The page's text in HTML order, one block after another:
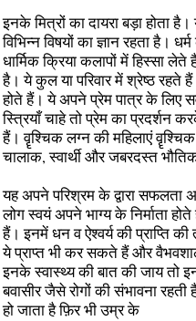
इनके मित्रों का दायरा बड़ा होता
विभिन्न विषयों का ज्ञान रहता है।
धार्मिक क्रिया कलापों में हिस्सा
है। ये कुल या परिवार में श्रेष्ठ रहते
होते हैं। ये अपने प्रेम पात्र के लिए
स्त्रियाँ चाहे तो प्रेम का प्रदर्शन
हैं। वॄश्चिक लग्न की महिलाएं
चालाक, स्वार्थी और जबरदस्त
यह अपने परिश्रम के द्वारा सफलता
लोग स्वयं अपने भाग्य के निर्माता
हैं। इनमें धन व ऐश्वर्य की प्राप्ति
ये प्राप्त भी कर सकते हैं और
इनके स्वास्थ्य की बात की जाय तो
बवासीर जैसे रोगों की संभावना रहती
हो जाता है फ़िर भी उम्र के